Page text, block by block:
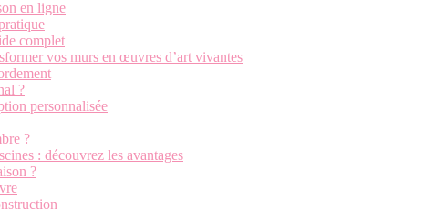
en ligne
complet
vos murs en œuvres d’art vivantes
?
personnalisée
?
: découvrez les avantages
?